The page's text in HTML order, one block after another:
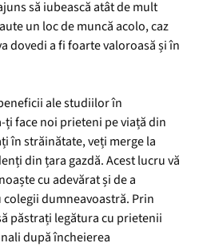
să iubească atât de mult
un loc de muncă acolo, caz
dovedi a fi foarte valoroasă și în
ale studiilor în
ți face noi prieteni pe viață din
în străinătate, veți merge la
din țara gazdă. Acest lucru vă
cu adevărat și de a
dumneavoastră. Prin
păstrați legătura cu prietenii
după încheierea